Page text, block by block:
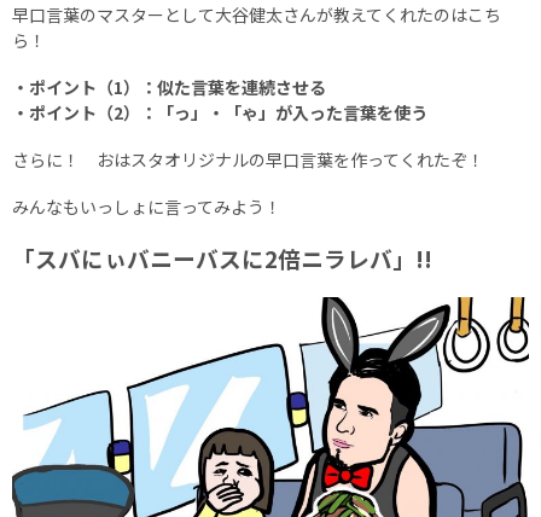
早口言葉のマスターとして大谷健太さんが教えてくれたのはこち
ら！
・ポイント（1）：似た言葉を連続させる
・ポイント（2）：「っ」・「ゃ」が入った言葉を使う
さらに！ おはスタオリジナルの早口言葉を作ってくれたぞ！
みんなもいっしょに言ってみよう！
「スバにぃバニーバスに2倍ニラレバ」!!